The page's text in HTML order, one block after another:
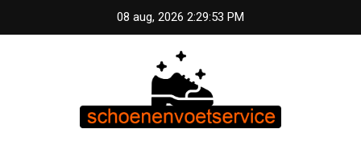
to
08 aug, 2026 2:29:53 PM